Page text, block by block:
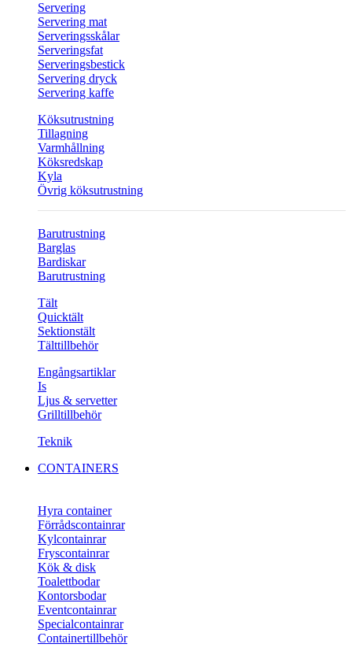
Servering
Servering mat
Serveringsskålar
Serveringsfat
Serveringsbestick
Servering dryck
Servering kaffe
Köksutrustning
Tillagning
Varmhållning
Köksredskap
Kyla
Övrig köksutrustning
Barutrustning
Barglas
Bardiskar
Barutrustning
Tält
Quicktält
Sektionstält
Tälttillbehör
Engångsartiklar
Is
Ljus & servetter
Grilltillbehör
Teknik
CONTAINERS
Hyra container
Förrådscontainrar
Kylcontainrar
Fryscontainrar
Kök & disk
Toalettbodar
Kontorsbodar
Eventcontainrar
Specialcontainrar
Containertillbehör